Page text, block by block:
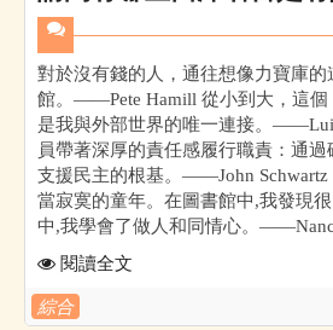
對於沒有錢的人，通往想像力寶庫
館。——Pete Hamill 從小到大，這個
是我與外部世界的唯一連接。
員帶著深厚的責任感履行職責：通過
支援民主的根基。——John Schwartz
當寂寞的童年。在圖書館中,我發現
中,我學會了做人和同情心。
閱讀全文
綜合